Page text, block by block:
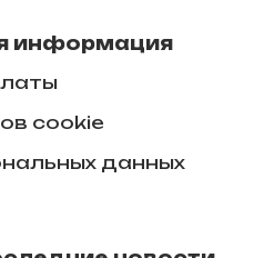
информация
cookie
данных